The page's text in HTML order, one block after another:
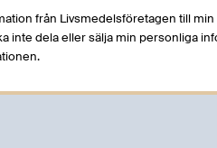
från Livsmedelsföretagen till
inte dela eller sälja min personliga